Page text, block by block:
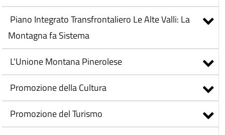
Piano Integrato Transfrontaliero Le Alte Valli: La
Montagna fa Sistema
L'Unione Montana Pinerolese
Promozione della Cultura
Promozione del Turismo